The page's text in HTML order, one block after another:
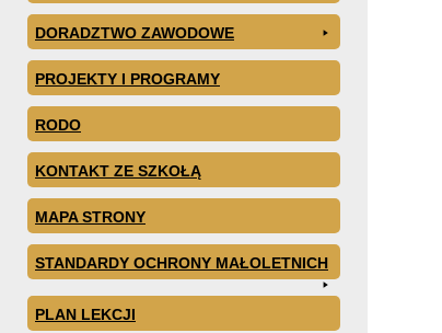
DORADZTWO ZAWODOWE
PROJEKTY I PROGRAMY
RODO
KONTAKT ZE SZKOŁĄ
MAPA STRONY
STANDARDY OCHRONY MAŁOLETNICH
PLAN LEKCJI